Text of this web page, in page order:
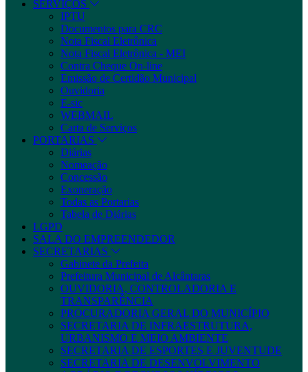
SERVIÇOS
IPTU
Documentos para CRC
Nota Fiscal Eletrônica
Nota Fiscal Eletrônica - MEI
Contra Cheque On-line
Emissão de Certidão Municipal
Ouvidoria
E-sic
WEBMAIL
Carta de Serviços
PORTARIAS
Diárias
Nomeação
Concessão
Exoneração
Todas as Portarias
Tabela de Diárias
LGPD
SALA DO EMPREENDEDOR
SECRETARIAS
Gabinete da Prefeita
Prefeitura Municipal de Alcântaras
OUVIDORIA, CONTROLADORIA E
TRANSPARÊNCIA
PROCURADORIA GERAL DO MUNICÍPIO
SECRETARIA DE INFRAESTRUTURA,
URBANISMO E MEIO AMBIENTE
SECRETARIA DE ESPORTES E JUVENTUDE
SECRETARIA DE DESENVOLVIMENTO